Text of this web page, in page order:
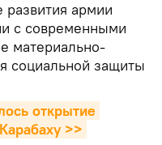
развития армии
с современными
материально-
социальной защиты
открытие
>>